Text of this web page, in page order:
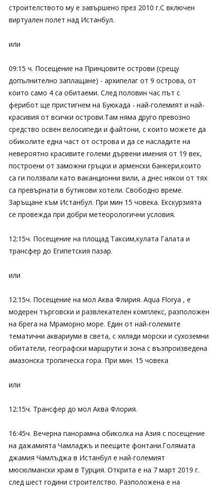
строителството му е завършено през 2010 г.С включен
виртуален полет над Истанбул.
или
09:15 ч. Посещение на Принцовите острови (срещу
допълнително заплащане) - архипелаг от 9 острова, от
които само 4 са обитаеми. След половин час път с
ферибот ще пристигнем на Буюкада - най-големият и най-
красивия от всички острови.Там няма друго превозно
средство освен велосипеди и файтони, с които можете да
обиколите една част от острова и да се насладите на
невероятно красивите големи дървени имения от 19 век,
построени от заможни гръцки и арменски банкери,които
са ги ползвали като ваканционни вили, а днес някои от тях
са превърнати в бутикови хотели. Свободно време.
Заръщане към Истанбул. При мин 15 човека. Екскурзията
се провежда при добри метеорологични условия.
12:15ч. Посещение на площад Таксим,кулата Галата и
трансфер до Египетския пазар.
или
12:15ч. Посещение на мол Аква Флирия. Aqua Florya , е
модерен търговски и развлекателен комплекс, разположен
на брега на Мраморно море. Един от най-големите
тематични аквариуми в света, с хиляди морски и сухоземни
обитатели, географски маршрути и зона с възпроизведена
амазонска тропическа гора. При мин. 15 човека
или
12:15ч. Трансфер до мол Аква Флория.
16:45ч. Вечерна панорамна обиколка на Азия с посещение
на дажамията Чамладжъ и пеещите фонтани.Голямата
джамия Чамлъджа в Истанбул е най-големият
мюсюлмански храм в Турция. Открита е на 7 март 2019 г.
след шест години строителство. Разположена е на